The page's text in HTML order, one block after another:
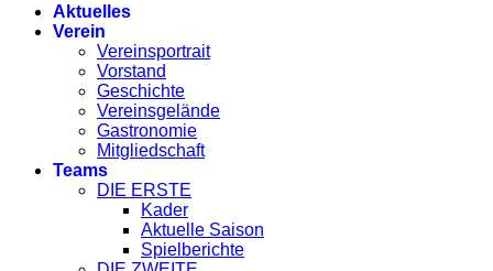
Aktuelles
Verein
Vereinsportrait
Vorstand
Geschichte
Vereinsgelände
Gastronomie
Mitgliedschaft
Teams
DIE ERSTE
Kader
Aktuelle Saison
Spielberichte